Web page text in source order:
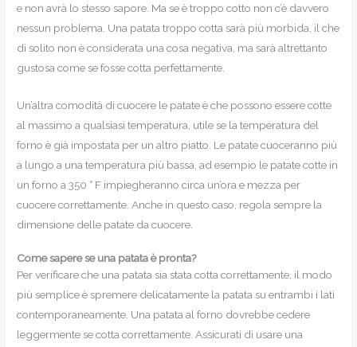
e non avrà lo stesso sapore. Ma se è troppo cotto non c’è davvero
nessun problema. Una patata troppo cotta sarà più morbida, il che
di solito non è considerata una cosa negativa, ma sarà altrettanto
gustosa come se fosse cotta perfettamente.
Un’altra comodità di cuocere le patate è che possono essere cotte
al massimo a qualsiasi temperatura, utile se la temperatura del
forno è già impostata per un altro piatto. Le patate cuoceranno più
a lungo a una temperatura più bassa, ad esempio le patate cotte in
un forno a 350 ° F impiegheranno circa un’ora e mezza per
cuocere correttamente. Anche in questo caso, regola sempre la
dimensione delle patate da cuocere.
Come sapere se una patata è pronta?
Per verificare che una patata sia stata cotta correttamente, il modo
più semplice è spremere delicatamente la patata su entrambi i lati
contemporaneamente. Una patata al forno dovrebbe cedere
leggermente se cotta correttamente. Assicurati di usare una